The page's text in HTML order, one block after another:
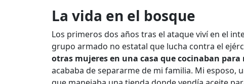
La vida en el bosque
Los primeros dos años tras el ataque viví en el
grupo armado no estatal que lucha contra el
otras mujeres en una casa que cocinaban para
acababa de separarme de mi familia. Mi esposo,